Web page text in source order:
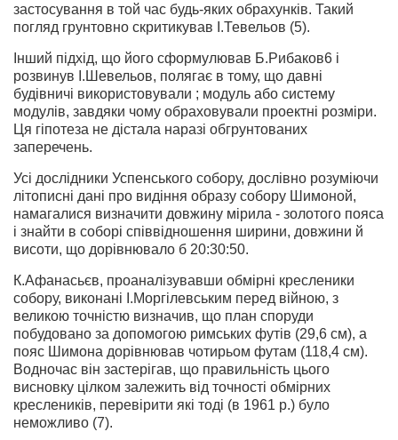
застосування в той час будь-яких обрахунків. Такий
погляд грунтовно скритикував І.Тевельов (5).
Інший підхід, що його сформулював Б.Рибаков6 і
розвинув І.Шевельов, полягає в тому, що давні
будівничі використовували ; модуль або систему
модулів, завдяки чому обраховували проектні розміри.
Ця гіпотеза не дістала наразі обгрунтованих
заперечень.
Усі дослідники Успенського собору, дослівно розуміючи
літописні дані про видіння образу собору Шимоной,
намагалися визначити довжину мірила - золотого пояса
і знайти в соборі співвідношення ширини, довжини й
висоти, що дорівнювало б 20:30:50.
К.Афанасьєв, проаналізувавши обмірні кресленики
собору, виконані І.Моргілевським перед війною, з
великою точністю визначив, що план споруди
побудовано за допомогою римських футів (29,6 см), а
пояс Шимона дорівнював чотирьом футам (118,4 см).
Водночас він застерігав, що правильність цього
висновку цілком залежить від точності обмірних
креслеників, перевірити які тоді (в 1961 р.) було
неможливо (7).